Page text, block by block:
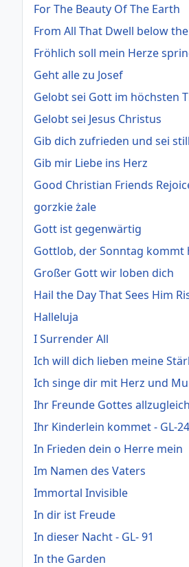
For The Beauty Of The Earth
From All That Dwell below
Fröhlich soll mein Herze
Geht alle zu Josef
Gelobt sei Gott im höchsten
Gelobt sei Jesus Christus
Gib dich zufrieden und sei
Gib mir Liebe ins Herz
Good Christian Friends
gorzkie żale
Gott ist gegenwärtig
Gottlob, der Sonntag kommt
Großer Gott wir loben dich
Hail the Day That Sees Him
Halleluja
I Surrender All
Ich will dich lieben meine
Ich singe dir mit Herz und
Ihr Freunde Gottes allzugleich
Ihr Kinderlein kommet - GL-
In Frieden dein o Herre mein
Im Namen des Vaters
Immortal Invisible
In dir ist Freude
In dieser Nacht - GL- 91
In the Garden